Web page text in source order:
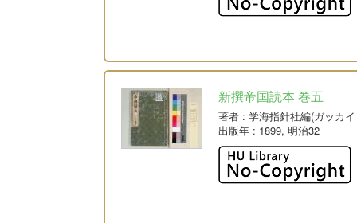
新撰帝国読本 巻五
著者 : 学海指針社編(ガッカ
出版年 : 1899, 明治32